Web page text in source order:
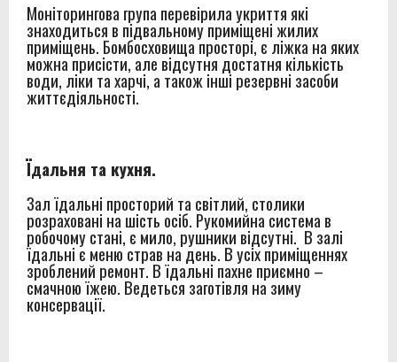
Моніторингова група перевірила укриття які
знаходиться в підвальному приміщені жилих
приміщень. Бомбосховища просторі, є ліжка на яких
можна присісти, але відсутня достатня кількість
води, ліки та харчі, а також інші резервні засоби
життєдіяльності.
Їдальня та кухня.
Зал їдальні просторий та світлий, столики
розраховані на шість осіб. Рукомийна система в
робочому стані, є мило, рушники відсутні. В залі
їдальні є меню страв на день. В усіх приміщеннях
зроблений ремонт. В їдальні пахне приємно –
смачною їжею. Ведеться заготівля на зиму
консервації.